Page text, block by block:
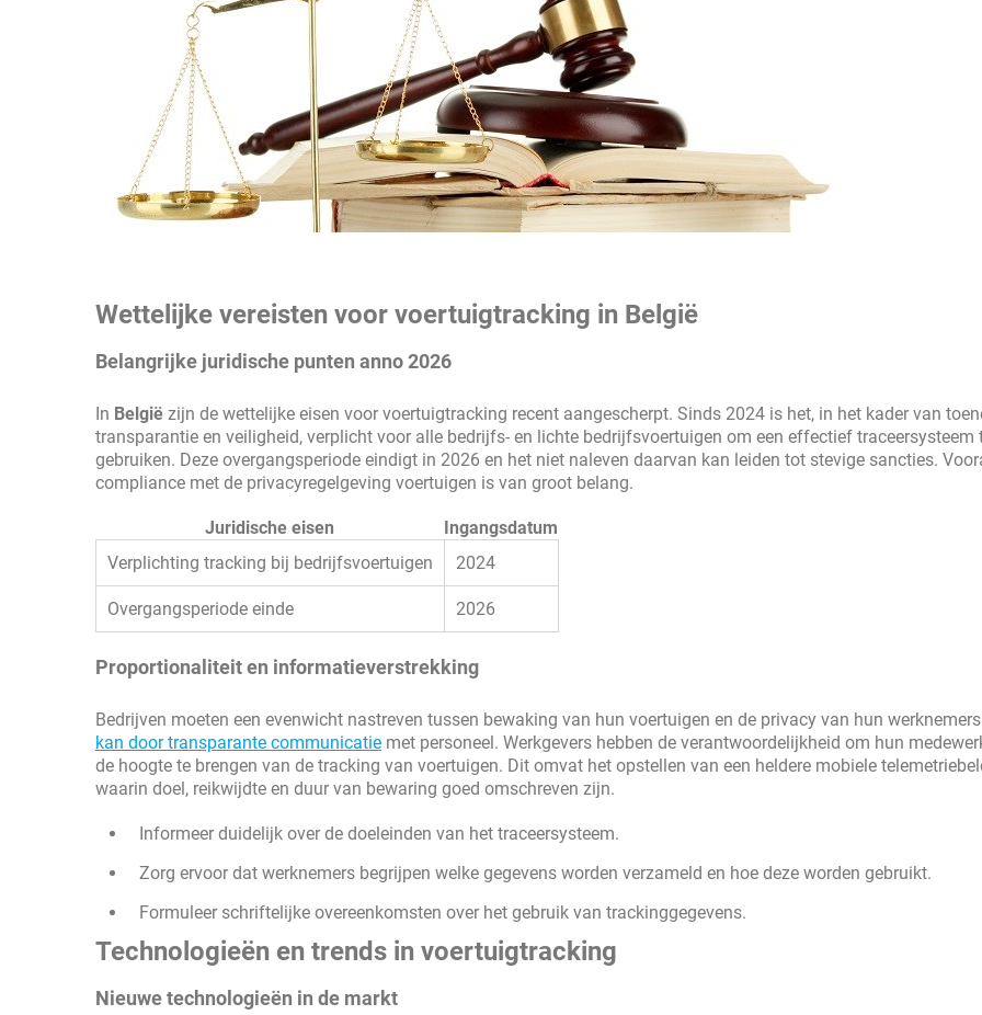
Wettelijke vereisten voor voertuigtracking in België
Belangrijke juridische punten anno 2026
In België zijn de wettelijke eisen voor voertuigtracking recent aangescherpt. Sinds 2024 is het, in het kader van
transparantie en veiligheid, verplicht voor alle bedrijfs- en lichte bedrijfsvoertuigen om een effectief traceersysteem
gebruiken. Deze overgangsperiode eindigt in 2026 en het niet naleven daarvan kan leiden tot stevige sancties.
compliance met de privacyregelgeving voertuigen is van groot belang.
Juridische eisen
Ingangsdatum
Verplichting tracking bij bedrijfsvoertuigen
2024
Overgangsperiode einde 2026
Proportionaliteit en informatieverstrekking
Bedrijven moeten een evenwicht nastreven tussen bewaking van hun voertuigen en de privacy van hun
kan door transparante communicatie met personeel. Werkgevers hebben de verantwoordelijkheid om hun
de hoogte te brengen van de tracking van voertuigen. Dit omvat het opstellen van een heldere mobiele
waarin doel, reikwijdte en duur van bewaring goed omschreven zijn.
Informeer duidelijk over de doeleinden van het traceersysteem.
Zorg ervoor dat werknemers begrijpen welke gegevens worden verzameld en hoe deze worden gebruikt.
Formuleer schriftelijke overeenkomsten over het gebruik van trackinggegevens.
Technologieën en trends in voertuigtracking
Nieuwe technologieën in de markt